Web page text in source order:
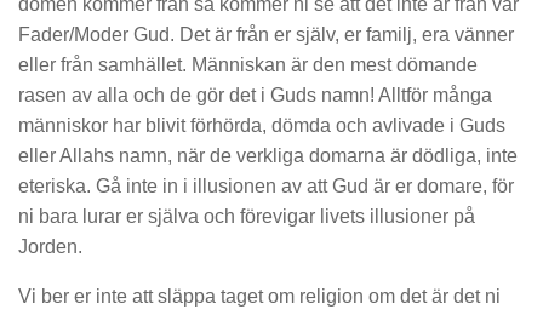
domen kommer från så kommer ni se att det inte är från vår
Fader/Moder Gud. Det är från er själv, er familj, era vänner
eller från samhället. Människan är den mest dömande
rasen av alla och de gör det i Guds namn! Alltför många
människor har blivit förhörda, dömda och avlivade i Guds
eller Allahs namn, när de verkliga domarna är dödliga, inte
eteriska. Gå inte in i illusionen av att Gud är er domare, för
ni bara lurar er själva och förevigar livets illusioner på
Jorden.
Vi ber er inte att släppa taget om religion om det är det ni